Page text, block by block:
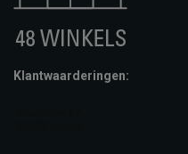
Klantwaarderingen: